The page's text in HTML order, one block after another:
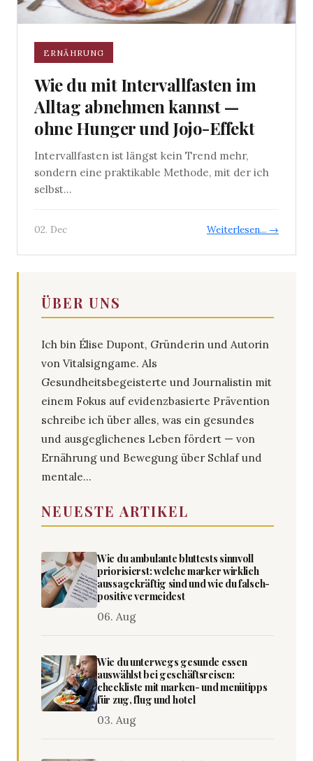
ERNÄHRUNG
Wie du mit Intervallfasten im
Alltag abnehmen kannst —
ohne Hunger und Jojo-Effekt
Intervallfasten ist längst kein Trend mehr,
sondern eine praktikable Methode, mit der ich
selbst...
02. Dec Weiterlesen... →
ÜBER UNS
Ich bin Élise Dupont, Gründerin und Autorin
von Vitalsigngame. Als
Gesundheitsbegeisterte und Journalistin mit
einem Fokus auf evidenzbasierte Prävention
schreibe ich über alles, was ein gesundes
und ausgeglichenes Leben fördert — von
Ernährung und Bewegung über Schlaf und
mentale...
NEUESTE ARTIKEL
Wie du ambulante bluttests sinnvoll
priorisierst: welche marker wirklich
aussagekräftig sind und wie du falsch-
positive vermeidest
06. Aug
Wie du unterwegs gesunde essen
auswählst bei geschäftsreisen:
checkliste mit marken- und menütipps
für zug, flug und hotel
03. Aug